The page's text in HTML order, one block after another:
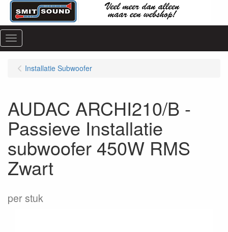
Menu
Installatie Subwoofer
AUDAC ARCHI210/B -
Passieve Installatie
subwoofer 450W RMS
Zwart
per stuk